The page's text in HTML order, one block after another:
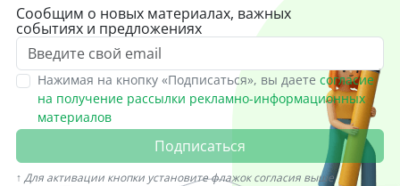
Сообщим о новых материалах, важных
событиях и предложениях
Нажимая на кнопку «Подписаться», вы даете согласие
на получение рассылки рекламно-информационных
материалов
Подписаться
↑ Для активации кнопки установите флажок согласия выше